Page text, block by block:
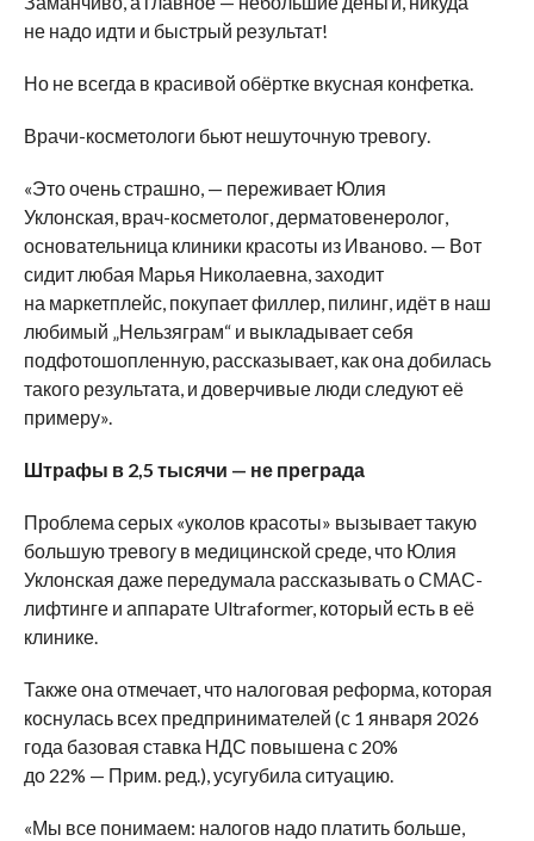
не надо идти и быстрый результат!
Но не всегда в красивой обёртке вкусная конфетка.
Врачи-косметологи бьют нешуточную тревогу.
«Это очень страшно, — переживает Юлия
Уклонская, врач-косметолог, дерматовенеролог,
основательница клиники красоты из Иваново. — Вот
сидит любая Марья Николаевна, заходит
на маркетплейс, покупает филлер, пилинг, идёт в наш
любимый „Нельзяграм“ и выкладывает себя
подфотошопленную, рассказывает, как она добилась
такого результата, и доверчивые люди следуют её
примеру».
Штрафы в 2,5 тысячи — не преграда
Проблема серых «уколов красоты» вызывает такую
большую тревогу в медицинской среде, что Юлия
Уклонская даже передумала рассказывать о СМАС-
лифтинге и аппарате Ultraformer, который есть в её
клинике.
Также она отмечает, что налоговая реформа, которая
коснулась всех предпринимателей (с 1 января 2026
года базовая ставка НДС повышена с 20%
до 22% — Прим. ред.), усугубила ситуацию.
«Мы все понимаем: налогов надо платить больше,